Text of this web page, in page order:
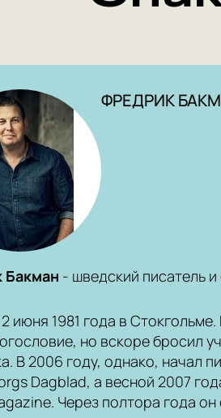
ФРЕДРИК
Бакман - шведский писатель и
июня 1981 года в
но вскоре бросил
В 2006 году, однако, начал
Dagblad, а весной 2007
Через полтора года